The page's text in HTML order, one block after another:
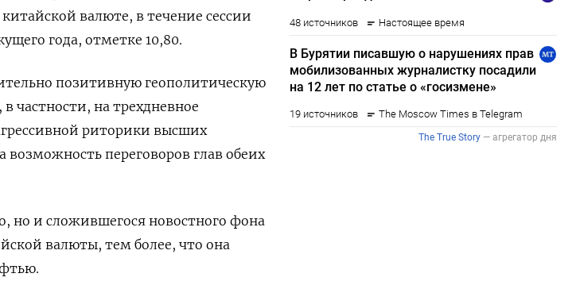
валюте, в течение сессии
года, ​отметке 10,80.
позитивную геополитическую
частности, на трехдневное
риторики высших
переговоров глав обеих
но и сложившегося новостного фона
валюты, ​тем более, что она